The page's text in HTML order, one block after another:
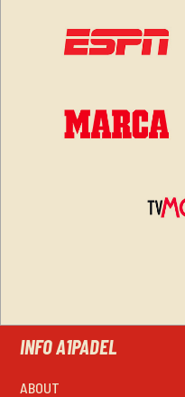
INFO A1PADEL
ABOUT